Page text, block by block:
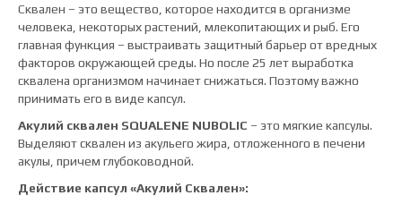
Сквален – это вещество, которое находится в организме
человека, некоторых растений, млекопитающих и рыб. Его
главная функция – выстраивать защитный барьер от вредных
факторов окружающей среды. Но после 25 лет выработка
сквалена организмом начинает снижаться. Поэтому важно
принимать его в виде капсул.
Акулий сквален SQUALENE NUBOLIC – это мягкие капсулы.
Выделяют сквален из акульего жира, отложенного в печени
акулы, причем глубоководной.
Действие капсул «Акулий Сквален»: